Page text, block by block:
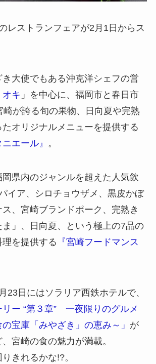
レストランフェアが2月1日からス
大使でもある沖克洋シェフの営
キ 」を中心に、福岡市と春日市
崎が誇る旬の果物、日向夏や完熟
たオリジナルメニューを提供する
エール』
。
岡県内のジャンルを超えた人気飲
イア、シロチョウザメ、黒皮かぼ
、宮崎ブランドポーク、完熟き
ま」、日向夏、という極上の7品の
を提供する 『宮崎フードマンス
23日にはソラリア西鉄ホテルで、
リー “第３章” 一夜限りのグルメ
宝庫「みやざき」の恵み～」 が
宮崎の食の魅力が満載。
きれるかな!?。